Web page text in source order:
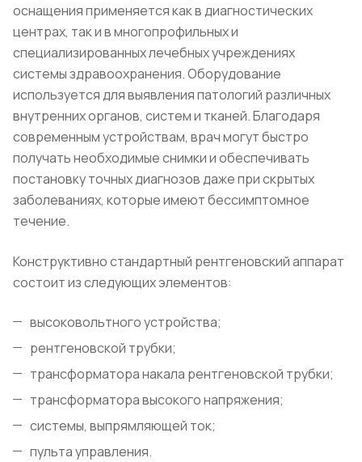
оснащения применяется как в диагностических
центрах, так и в многопрофильных и
специализированных лечебных учреждениях
системы здравоохранения. Оборудование
используется для выявления патологий различных
внутренних органов, систем и тканей. Благодаря
современным устройствам, врач могут быстро
получать необходимые снимки и обеспечивать
постановку точных диагнозов даже при скрытых
заболеваниях, которые имеют бессимптомное
течение.
Конструктивно стандартный рентгеновский аппарат
состоит из следующих элементов:
высоковольтного устройства;
рентгеновской трубки;
трансформатора накала рентгеновской трубки;
трансформатора высокого напряжения;
системы, выпрямляющей ток;
пульта управления.